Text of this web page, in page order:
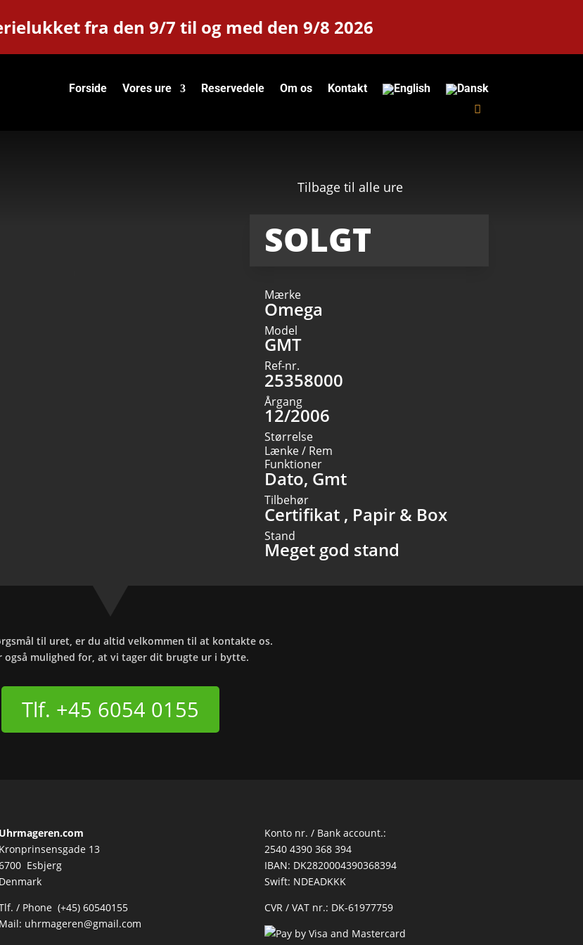
fra den 9/7 til og med den 9/8 2026
Forside Vores ure Reservedele Om os Kontakt
Tilbage til alle ure
SOLGT
Mærke
Omega
Model
GMT
Ref-nr.
25358000
Årgang
12/2006
Størrelse
Lænke / Rem
Funktioner
Dato, Gmt
Tilbehør
Certifikat , Papir & Box
Stand
Meget god stand
til uret, er du altid velkommen til at kontakte os.
også mulighed for, at vi tager dit brugte ur i bytte.
Tlf. +45 6054 0155
Uhrmageren.com
Kronprinsensgade 13
Esbjerg
Denmark
/ Phone (+45) 60540155
Mail: uhrmageren@gmail.com
Konto nr. / Bank account.:
2540 4390 368 394
IBAN: DK2820004390368394
Swift: NDEADKKK
CVR / VAT nr.: DK-61977759